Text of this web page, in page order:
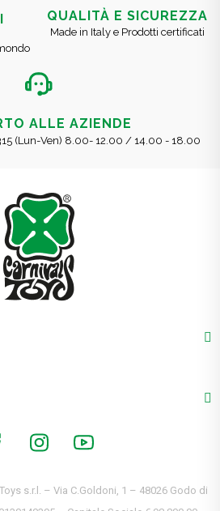
QUALITÀ E SICUREZZA
Made in Italy e Prodotti certificati
ALLE AZIENDE
(Lun-Ven) 8.00- 12.00 / 14.00 - 18.00
s.r.l. – Via C.Goldoni, 1 – 48026 Godo di